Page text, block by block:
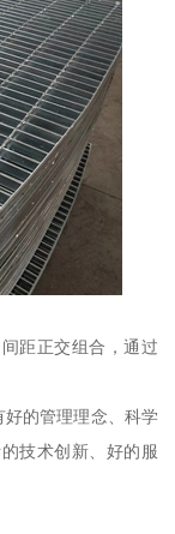
距正交组合，通过
好的管理理念、科学
技术创新、好的服